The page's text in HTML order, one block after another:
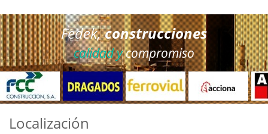
Fedek,construcciones
calidad ycompromiso
Localización